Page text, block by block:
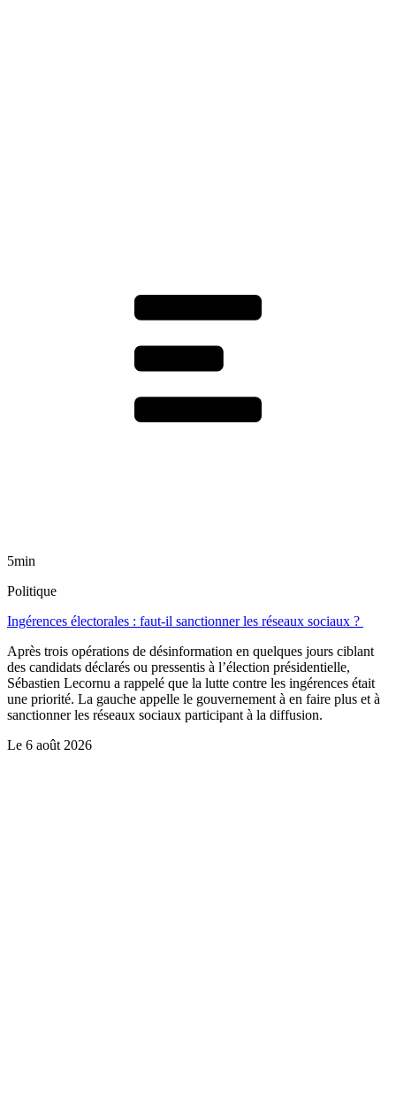
5min
Politique
Ingérences électorales : faut-il sanctionner les réseaux sociaux ?
Après trois opérations de désinformation en quelques jours ciblant
des candidats déclarés ou pressentis à l’élection présidentielle,
Sébastien Lecornu a rappelé que la lutte contre les ingérences était
une priorité. La gauche appelle le gouvernement à en faire plus et à
sanctionner les réseaux sociaux participant à la diffusion.
Le 6 août 2026